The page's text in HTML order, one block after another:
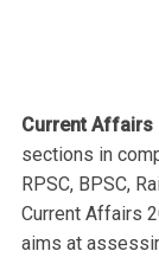
Current Affairs
sections in
RPSC, BPSC,
Current Affairs
aims at